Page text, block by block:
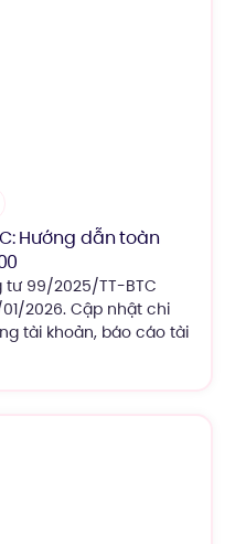
Hướng dẫn toàn
tư 99/2025/TT-BTC
2026. Cập nhật chi
tài khoản, báo cáo tài